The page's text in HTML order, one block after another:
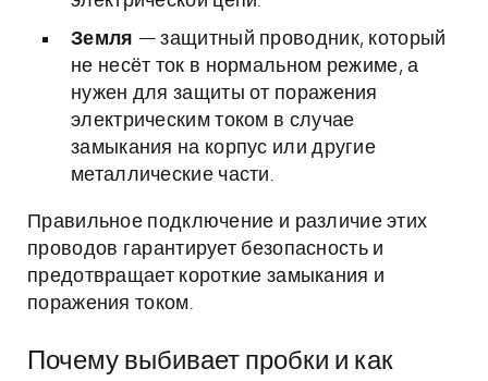
Земля — защитный проводник, который
не несёт ток в нормальном режиме, а
нужен для защиты от поражения
электрическим током в случае
замыкания на корпус или другие
металлические части.
Правильное подключение и различие этих
проводов гарантирует безопасность и
предотвращает короткие замыкания и
поражения током.
Почему выбивает пробки и как